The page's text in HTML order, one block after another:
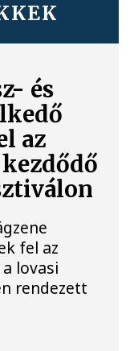
és
az
fel az
lovasi
rendezett